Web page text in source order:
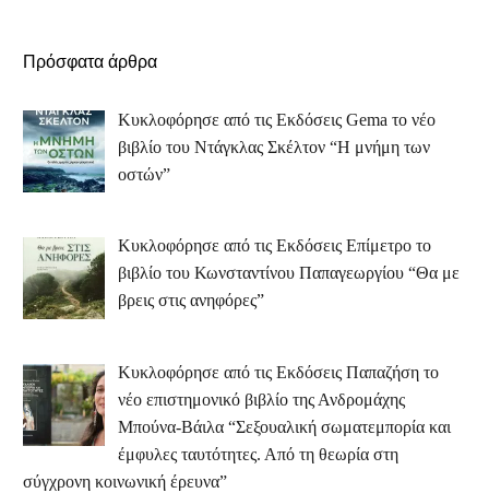
Πρόσφατα άρθρα
Κυκλοφόρησε από τις Εκδόσεις Gema το νέο
βιβλίο του Ντάγκλας Σκέλτον “Η μνήμη των
οστών”
Κυκλοφόρησε από τις Εκδόσεις Επίμετρο το
βιβλίο του Κωνσταντίνου Παπαγεωργίου “Θα με
βρεις στις ανηφόρες”
Κυκλοφόρησε από τις Εκδόσεις Παπαζήση το
νέο επιστημονικό βιβλίο της Ανδρομάχης
Μπούνα-Βάιλα “Σεξουαλική σωματεμπορία και
έμφυλες ταυτότητες. Από τη θεωρία στη
σύγχρονη κοινωνική έρευνα”